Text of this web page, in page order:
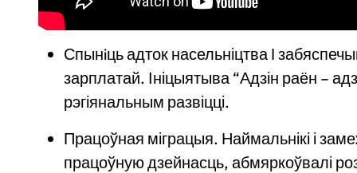
Спынiць адток насельніцтва I
зарплатай. Ініцыятыва “Адзін раён –
рэгіянальным развіцці.
Працоўная міграцыя. Наймальнікі і
працоўную дзейнасць, абмяркоўвалі